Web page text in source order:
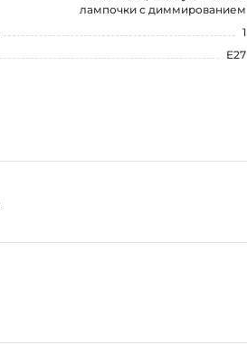
лампочки с диммированием
1
E27